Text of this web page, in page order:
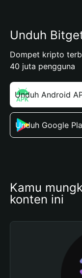
Unduh
Dompet kripto
40 juta pengguna
Unduh Android
Unduh Google
Kamu
konten ini